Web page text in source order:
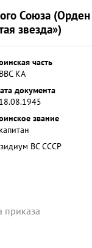
Союза
звезда»)
часть
ВВС КА
документа
18.08.1945
звание
капитан
ВС СССР
приказа